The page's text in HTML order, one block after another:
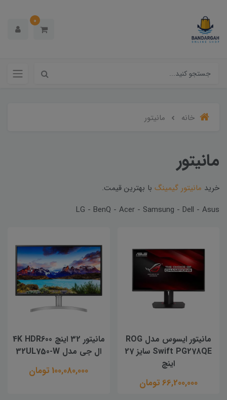
0
خانه مانیتور
مانیتور
خرید مانیتور گیمینگ با بهترین قیمت.
LG - BenQ - Acer - Samsung - Dell - Asus
مانیتور ایسوس مدل ROG
Swift PG278QE سایز 27
اینچ
66,200,000 تومان
مانیتور 32 اینچ 4K HDR600
ال جی مدل 32UL750-W
100,080,000 تومان